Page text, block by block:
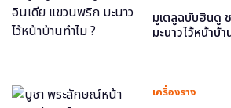
มูเตลูฉบับฮินดู
มะนาวไว้หน้าบ้า
เครื่องราง